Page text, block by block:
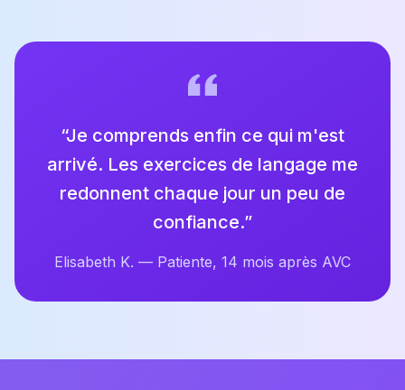
“Je comprends enfin ce qui m'est
arrivé. Les exercices de langage me
redonnent chaque jour un peu de
confiance.”
Elisabeth K. — Patiente, 14 mois après AVC